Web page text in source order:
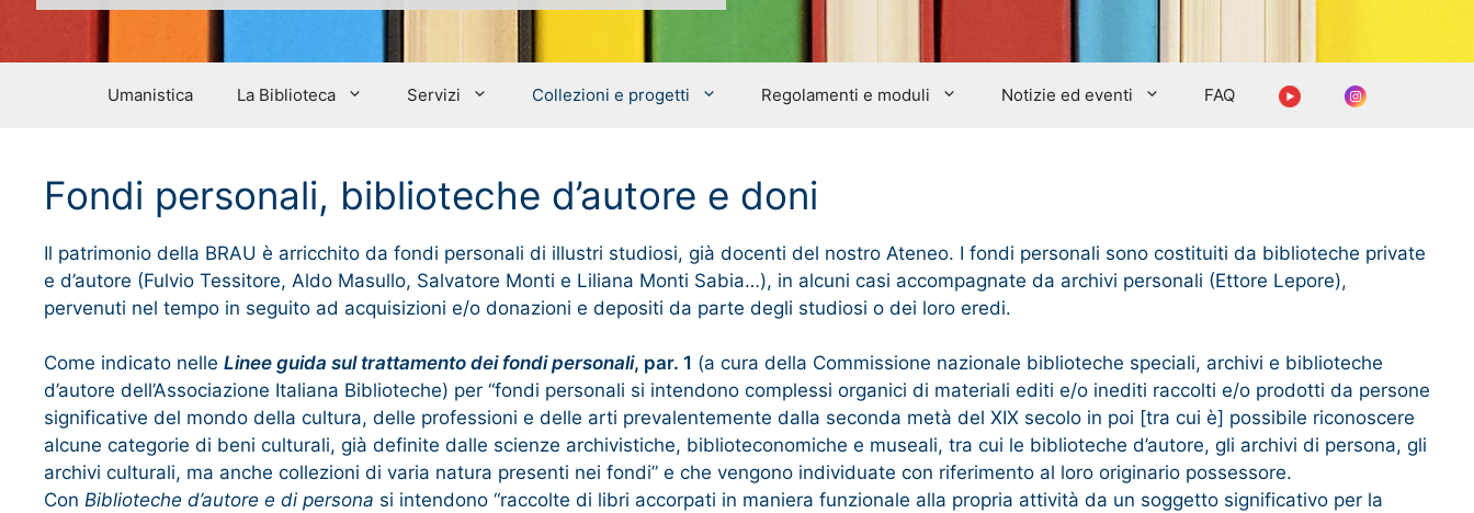
Umanistica La Biblioteca Servizi Collezioni e progetti Regolamenti e moduli Notizie ed eventi FAQ YoutubeInstagram
Fondi personali, biblioteche d’autore e doni
Il patrimonio della BRAU è arricchito da fondi personali di illustri studiosi, già docenti del nostro Ateneo. I fondi personali sono costituiti da biblioteche private
e d’autore (Fulvio Tessitore, Aldo Masullo, Salvatore Monti e Liliana Monti Sabia…), in alcuni casi accompagnate da archivi personali (Ettore Lepore),
pervenuti nel tempo in seguito ad acquisizioni e/o donazioni e depositi da parte degli studiosi o dei loro eredi.
Come indicato nelle Linee guida sul trattamento dei fondi personali, par. 1 (a cura della Commissione nazionale biblioteche speciali, archivi e biblioteche
d’autore dell’Associazione Italiana Biblioteche) per “fondi personali si intendono complessi organici di materiali editi e/o inediti raccolti e/o prodotti da persone
significative del mondo della cultura, delle professioni e delle arti prevalentemente dalla seconda metà del XIX secolo in poi [tra cui è] possibile riconoscere
alcune categorie di beni culturali, già definite dalle scienze archivistiche, biblioteconomiche e museali, tra cui le biblioteche d’autore, gli archivi di persona, gli
archivi culturali, ma anche collezioni di varia natura presenti nei fondi” e che vengono individuate con riferimento al loro originario possessore.
Con Biblioteche d’autore e di persona si intendono “raccolte di libri accorpati in maniera funzionale alla propria attività da un soggetto significativo per la